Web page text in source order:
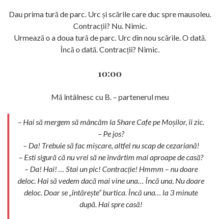
Dau prima tură de parc. Urc și scările care duc spre mausoleu.
Contracții? Nu. Nimic.
Urmează o a doua tură de parc. Urc din nou scările. O dată.
Încă o dată. Contracții? Nimic.
10:00
Mă întâlnesc cu B. – partenerul meu
– Hai să mergem să mâncăm la Share Cafe pe Moșilor, îi zic.
– Pe jos?
– Da! Trebuie să fac mișcare, altfel nu scap de cezariană!
– Esti sigură că nu vrei să ne învârtim mai aproape de casă?
– Da! Hai! … Stai un pic! Contracție! Hmmm – nu doare
deloc. Hai să vedem dacă mai vine una… Încă una. Nu doare
deloc. Doar se „întărește” burtica. Încă una… la 3 minute
după. Hai spre casă!